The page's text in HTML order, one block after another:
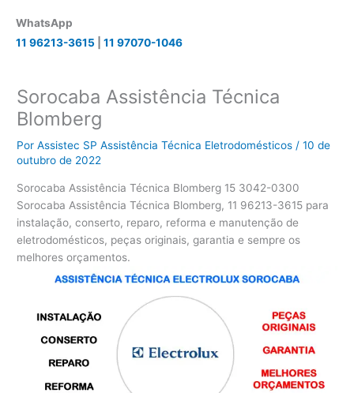
WhatsApp
11 96213-3615
11 97070-1046
Sorocaba Assistência Técnica
Blomberg
PorAssistec SP Assistência Técnica Eletrodomésticos/10 de
outubro de 2022
Sorocaba Assistência Técnica Blomberg 15 3042-0300
Sorocaba Assistência Técnica Blomberg, 11 96213-3615 para
instalação, conserto, reparo, reforma e manutenção de
eletrodomésticos, peças originais, garantia e sempre os
melhores orçamentos.